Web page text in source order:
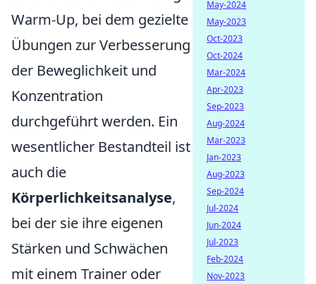
Warm-Up, bei dem gezielte
Übungen zur Verbesserung
der Beweglichkeit und
Konzentration
durchgeführt werden. Ein
wesentlicher Bestandteil ist
auch die
Körperlichkeitsanalyse,
bei der sie ihre eigenen
Stärken und Schwächen
mit einem Trainer oder
May-2024
May-2023
Oct-2023
Oct-2024
Mar-2024
Apr-2023
Sep-2023
Aug-2024
Mar-2023
Jan-2023
Aug-2023
Sep-2024
Jul-2024
Jun-2024
Jul-2023
Feb-2024
Nov-2023